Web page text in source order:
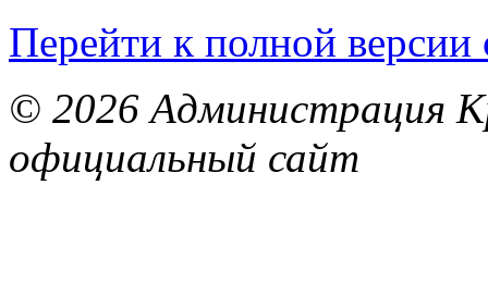
Перейти к полной версии
© 2026 Администрация
официальный сайт